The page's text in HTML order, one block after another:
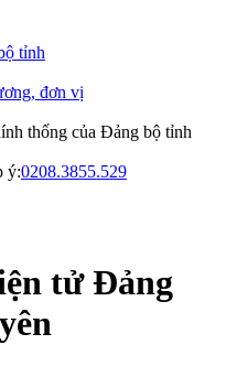
tỉnh
đơn vị
thống của Đảng bộ tỉnh
ý:0208.3855.529
tử Đảng